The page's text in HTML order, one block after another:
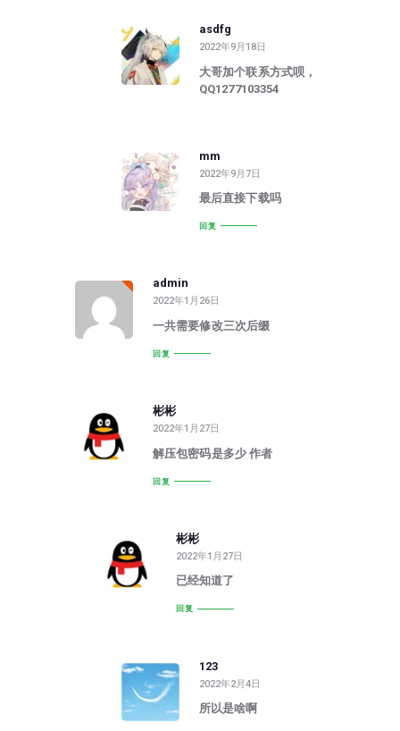
asdfg
2022年9月18日
大哥加个联系方式呗，
QQ1277103354
mm
2022年9月7日
最后直接下载吗
回复
admin
2022年1月26日
一共需要修改三次后缀
回复
彬彬
2022年1月27日
解压包密码是多少 作者
回复
彬彬
2022年1月27日
已经知道了
回复
123
2022年2月4日
所以是啥啊